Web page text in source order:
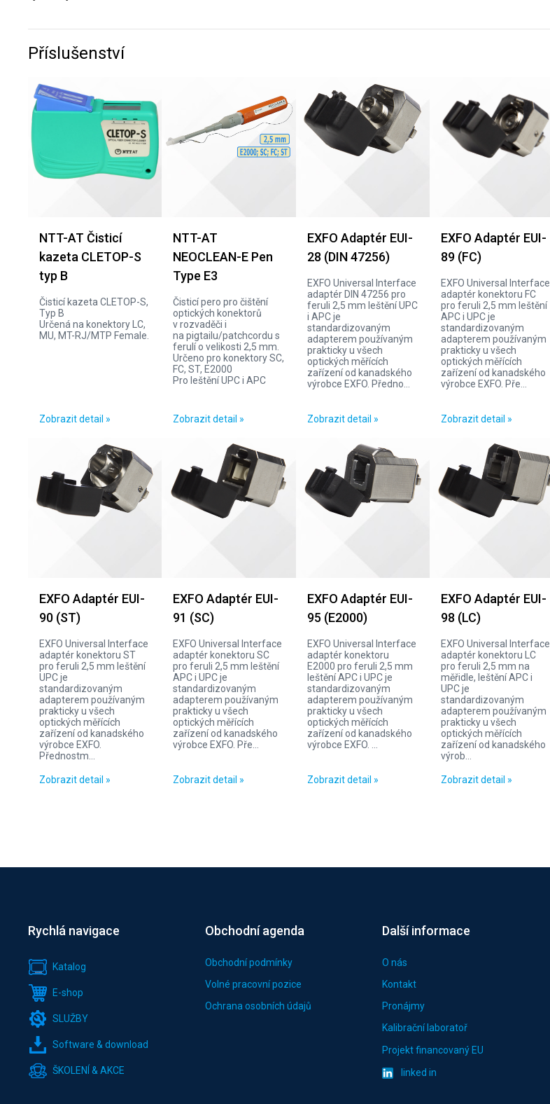
Příslušenství
NTT-AT Čisticí
kazeta CLETOP-S
typ B
Čisticí kazeta CLETOP-S,
Typ B
Určená na konektory LC,
MU, MT-RJ/MTP Female.
Zobrazit detail »
NTT-AT
NEOCLEAN-E Pen
Type E3
Čisticí pero pro čištění
optických konektorů
v rozvaděči i
na pigtailu/patchcordu s
ferulí o velikosti 2,5 mm.
Určeno pro konektory SC,
FC, ST, E2000
Pro leštění UPC i APC
Zobrazit detail »
EXFO Adaptér EUI-
28 (DIN 47256)
EXFO Universal Interface
adaptér DIN 47256 pro
feruli 2,5 mm leštění UPC
i APC je
standardizovaným
adapterem používaným
prakticky u všech
optických měřících
zařízení od kanadského
výrobce EXFO. Předno...
Zobrazit detail »
EXFO Adaptér EUI-
89 (FC)
EXFO Universal Interface
adaptér konektoru FC
pro feruli 2,5 mm leštění
APC i UPC je
standardizovaným
adapterem používaným
prakticky u všech
optických měřících
zařízení od kanadského
výrobce EXFO. Pře...
Zobrazit detail »
EXFO Adaptér EUI-
90 (ST)
EXFO Universal Interface
adaptér konektoru ST
pro feruli 2,5 mm leštění
UPC je
standardizovaným
adapterem používaným
prakticky u všech
optických měřících
zařízení od kanadského
výrobce EXFO.
Přednostm...
Zobrazit detail »
EXFO Adaptér EUI-
91 (SC)
EXFO Universal Interface
adaptér konektoru SC
pro feruli 2,5 mm leštění
APC i UPC je
standardizovaným
adapterem používaným
prakticky u všech
optických měřících
zařízení od kanadského
výrobce EXFO. Pře...
Zobrazit detail »
EXFO Adaptér EUI-
95 (E2000)
EXFO Universal Interface
adaptér konektoru
E2000 pro feruli 2,5 mm
leštění APC i UPC je
standardizovaným
adapterem používaným
prakticky u všech
optických měřících
zařízení od kanadského
výrobce EXFO. ...
Zobrazit detail »
EXFO Adaptér EUI-
98 (LC)
EXFO Universal Interface
adaptér konektoru LC
pro feruli 2,5 mm na
měřidle, leštění APC i
UPC je
standardizovaným
adapterem používaným
prakticky u všech
optických měřících
zařízení od kanadského
výrob...
Zobrazit detail »
Rychlá navigace
Katalog
E-shop
SLUŽBY
Software & download
ŠKOLENÍ & AKCE
Obchodní agenda
Obchodní podmínky
Volné pracovní pozice
Ochrana osobních údajů
Další informace
O nás
Kontakt
Pronájmy
Kalibrační laboratoř
Projekt financovaný EU
linked in